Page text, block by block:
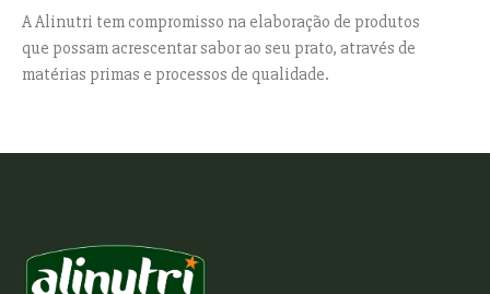
A Alinutri tem compromisso na elaboração de produtos
que possam acrescentar sabor ao seu prato, através de
matérias primas e processos de qualidade.